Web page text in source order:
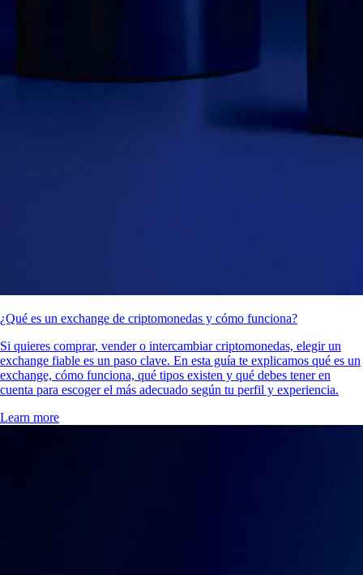
¿Qué es un exchange de criptomonedas y cómo funciona?
Si quieres comprar, vender o intercambiar criptomonedas, elegir un
exchange fiable es un paso clave. En esta guía te explicamos qué es un
exchange, cómo funciona, qué tipos existen y qué debes tener en
cuenta para escoger el más adecuado según tu perfil y experiencia.
Learn more